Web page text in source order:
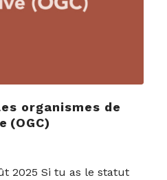
organismes de
(OGC)
2025 Si tu as le statut